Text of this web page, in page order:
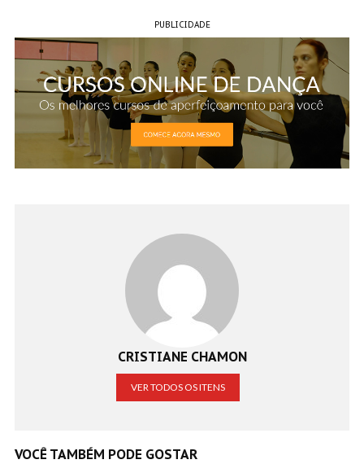
PUBLICIDADE
CRISTIANE CHAMON
VER TODOS OS ITENS
VOCÊ TAMBÉM PODE GOSTAR